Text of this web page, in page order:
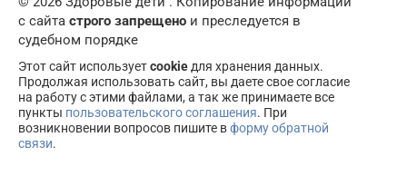
с сайта строго запрещено и преследуется в
судебном порядке
Этот сайт используетcookie для хранения данных.
Продолжая использовать сайт, вы даете свое согласие
на работу с этими файлами, а так же принимаете все
пункты пользовательского соглашения. При
возникновении вопросов пишите вформу обратной
связи.